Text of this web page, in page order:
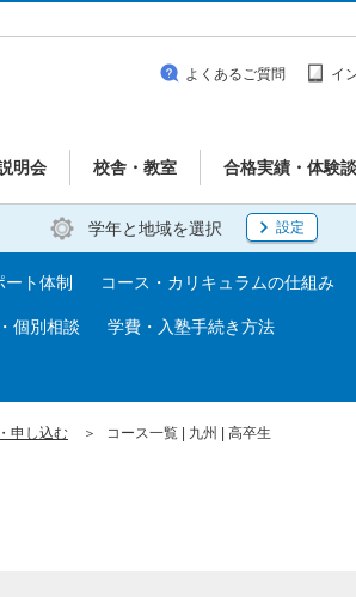
明会 校舎・教室 合格実績・体験談
よくあるご質問 イ
学年と地域を選択 設定
ト体制 コース・カリキュラムの仕組み
個別相談 学費・入塾手続き方法
申し込む コース一覧 | 九州 | 高卒生